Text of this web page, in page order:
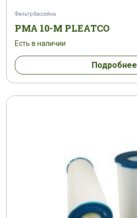
Фильтр бассейна
PMA 10-M PLEATCO
Есть в наличии
Подробнее